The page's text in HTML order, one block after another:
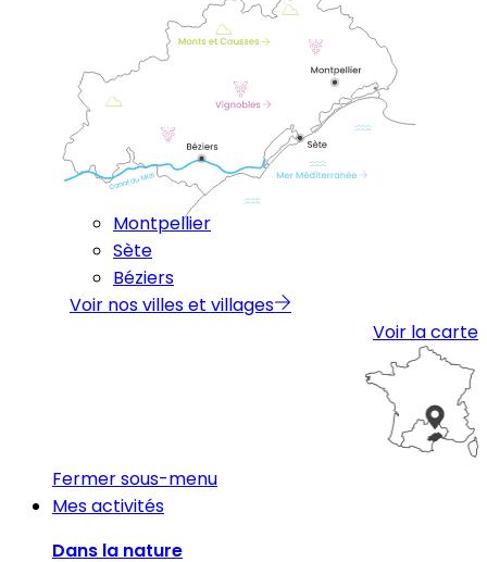
Montpellier
Sète
Béziers
Voir nos villes et villages
Voir la carte
Fermer sous-menu
Mes activités
Dans la nature